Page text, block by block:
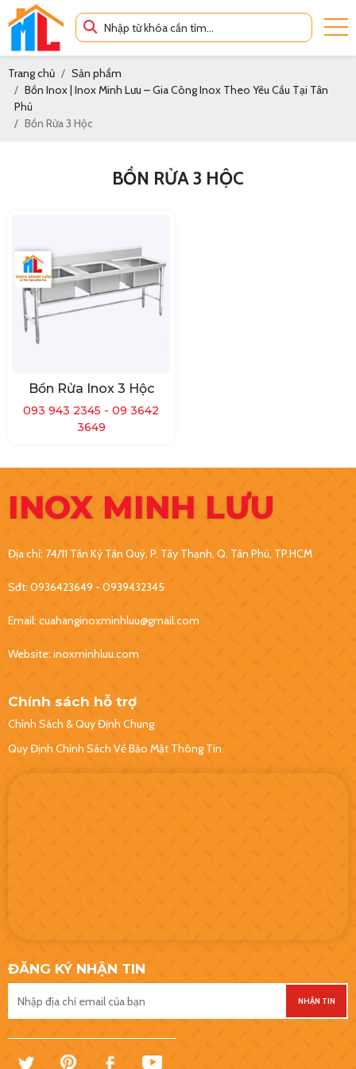
Trang chủ
Sản phẩm
Bồn Inox | Inox Minh Lưu – Gia Công Inox Theo Yêu Cầu Tại Tân
Phú
Bồn Rửa 3 Hộc
BỒN RỬA 3 HỘC
Bồn Rửa Inox 3 Hộc
093 943 2345 - 09 3642
3649
INOX MINH LƯU
Địa chỉ: 74/11 Tân Kỳ Tân Quý, P. Tây Thạnh, Q. Tân Phú, TP.HCM
Sđt: 0936423649 - 0939432345
Email: cuahanginoxminhluu@gmail.com
Website: inoxminhluu.com
Chính sách hỗ trợ
Chính Sách & Quy Định Chung
Quy Định Chính Sách Về Bảo Mật Thông Tin
ĐĂNG KÝ NHẬN TIN
NHẬN TIN